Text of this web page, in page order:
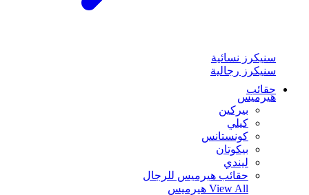
سنيكرز نسائية
سنيكرز رجالية
حقائب
هيرميس
بيركين
كيلي
كونستانس
بيكوتان
ليندي
حقائب هيرميس للرجال
View All هيرميس